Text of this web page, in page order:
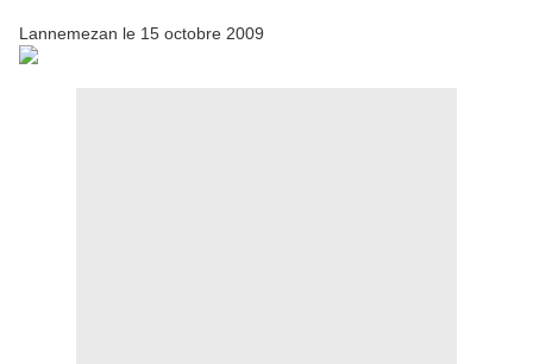
Lannemezan le 15 octobre 2009